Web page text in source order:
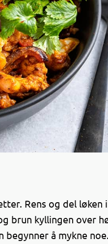
Rens og del løken
brun kyllingen over
begynner å mykne